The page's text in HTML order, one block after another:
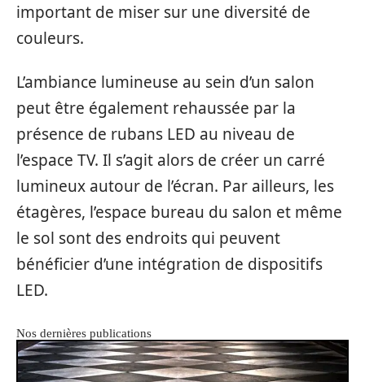
important de miser sur une diversité de
couleurs.
L’ambiance lumineuse au sein d’un salon
peut être également rehaussée par la
présence de rubans LED au niveau de
l’espace TV. Il s’agit alors de créer un carré
lumineux autour de l’écran. Par ailleurs, les
étagères, l’espace bureau du salon et même
le sol sont des endroits qui peuvent
bénéficier d’une intégration de dispositifs
LED.
Nos dernières publications